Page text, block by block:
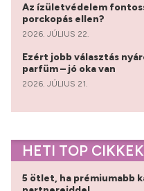
Az ízületvédelem
porckopás ellen?
2026. JÚLIUS 22.
Ezért jobb választás
parfüm – jó oka van
2026. JÚLIUS 21.
HETI TOP CIKKEK
5 ötlet, ha prémiumabb